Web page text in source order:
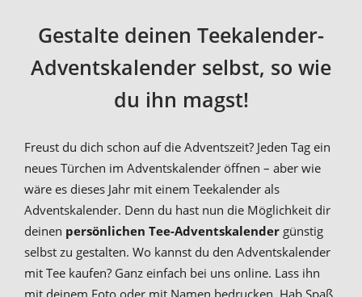
Gestalte deinen Teekalender-
Adventskalender selbst, so wie
du ihn magst!
Freust du dich schon auf die Adventszeit? Jeden Tag ein
neues Türchen im Adventskalender öffnen – aber wie
wäre es dieses Jahr mit einem Teekalender als
Adventskalender. Denn du hast nun die Möglichkeit dir
deinen persönlichen Tee-Adventskalender günstig
selbst zu gestalten. Wo kannst du den Adventskalender
mit Tee kaufen? Ganz einfach bei uns online. Lass ihn
mit deinem Foto oder mit Namen bedrucken. Hab Spaß